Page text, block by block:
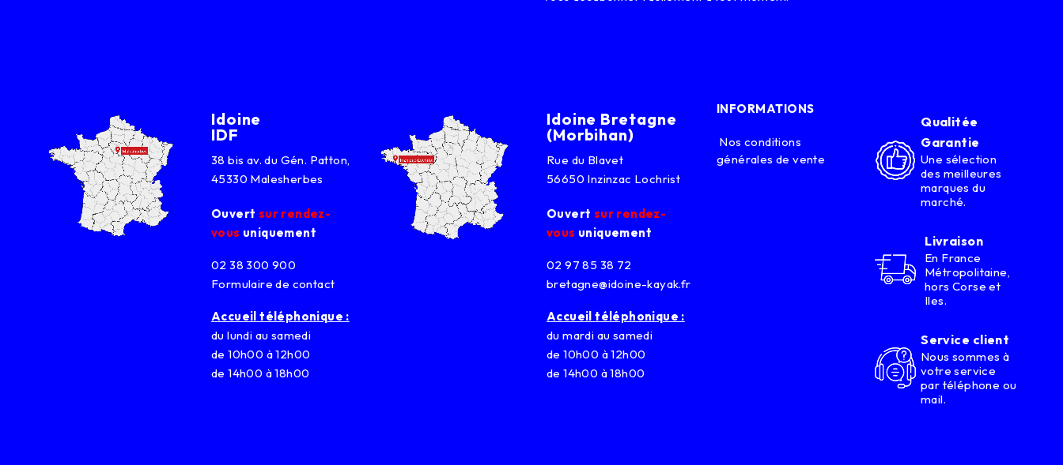
Idoine
IDF
38 bis av. du Gén. Patton,
45330 Malesherbes
Ouvert sur rendez-
vous uniquement
02 38 300 900
Formulaire de contact
Accueil téléphonique :
du lundi au samedi
de 10h00 à 12h00
de 14h00 à 18h00
Idoine Bretagne
(Morbihan)
Rue du Blavet
56650 Inzinzac Lochrist
Ouvert sur rendez-
vous uniquement
02 97 85 38 72
bretagne@idoine-kayak.fr
Accueil téléphonique :
du mardi au samedi
de 10h00 à 12h00
de 14h00 à 18h00
INFORMATIONS
Nos conditions
générales de vente
Qualitée
Garantie
Une sélection
des meilleures
marques du
marché.
Livraison
En France
Métropolitaine,
hors Corse et
Iles.
Service client
Nous sommes à
votre service
par téléphone ou
mail.